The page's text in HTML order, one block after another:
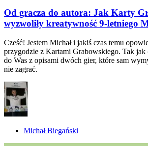
Od gracza do autora: Jak Karty
wyzwoliły kreatywność 9-letniego
Cześć! Jestem Michał i jakiś czas temu
przygodzie z Kartami Grabowskiego. Tak jak
do Was z opisami dwóch gier, które sam
nie zagrać.
Michał Biegański